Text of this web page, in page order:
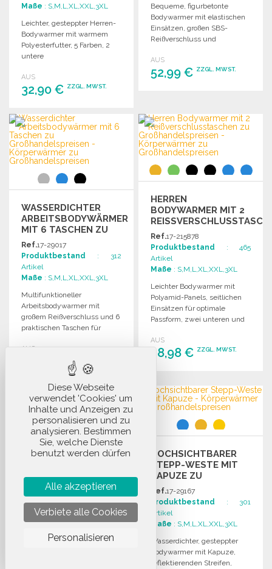
Maße : S,M,L,XL,XXL,3XL
Leichter, gesteppter Herren-
Bodywarmer mit warmem
Polyesterfutter, 5 Farben, 2
untere
versteckte Innentaschen.
AUS
32,90 € ZZGL. MWST.
BESTELLEN
Angebot anfordern
Bequeme, figurbetonte
Bodywarmer mit elastischen
Einsätzen, großen SBS-
Reißverschluss und
optimalen Tragekomfort.
AUS
52,99 € ZZGL. MWST.
Angebot anfordern
WASSERDICHTER
ARBEITSBODYWÄRMER
MIT 6 TASCHEN ZU
GROSSHANDELSPREISEN
Ref.17-29017
Produktbestand : 312
Artikel
Maße : S,M,L,XL,XXL,3XL
Multifunktioneller
Arbeitsbodywarmer mit
großem Reißverschluss und 6
praktischen Taschen für
AUS
BESTELLEN
Angebot anfordern
HERREN
BODYWARMER MIT 2
Ref.17-215878
Produktbestand : 465
Artikel
Maße : S,M,L,XL,XXL,3XL
Leichter Bodywarmer mit
Polyamid-Panels, seitlichen
Einsätzen für optimale
Passform, zwei unteren und
Reißverschluss.
AUS
28,98 € ZZGL. MWST.
Angebot anfordern
BODYWARMER MIT 2
TASCHEN, SCHWARZ
Ref. 17-44070
Produktbestand
: XS,S,M,L,XL,XXL,3XL
HOCHSICHTBARER
STEPP-WESTE MIT
KAPUZE ZU
GROSSHANDELSPREISEN
Ref.17-29167
Produktbestand : 301
Artikel
Maße : S,M,L,XL,XXL,3XL
Wasserdichter, gesteppter
Bodywarmer mit Kapuze,
reflektierenden Streifen,
Diese Webseite
verwendet 'Cookies' um
Inhalte und Anzeigen zu
personalisieren und zu
analysieren. Bestimmen
Sie, welche Dienste
benutzt werden dürfen
Alle akzeptieren
Verbiete alle Cookies
Personalisieren